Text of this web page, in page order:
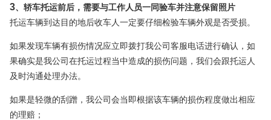
3、轿车托运前后，需要与工作人员一同验车并注意保留照片
托运车辆到达目的地后收车人一定要仔细检验车辆外观是否受损。
如果发现车辆有损伤情况应立即拨打我公司客服电话进行确认，如
果确实是我公司在托运过程当中造成的损伤问题，我们会跟托运人
及时沟通处理办法。
如果是轻微的刮蹭，我公司会当即根据该车辆的损伤程度做出相应
的理赔；